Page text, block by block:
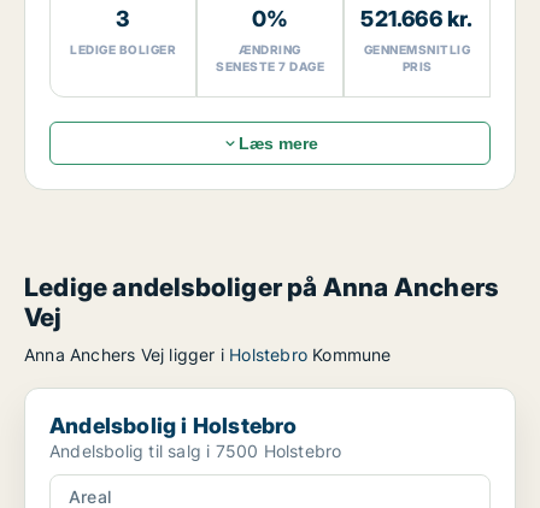
3
LEDIGE BOLIGER
0%
ÆNDRING
SENESTE 7 DAGE
521.666 kr.
GENNEMSNITLIG
PRIS
Læs mere
Ledige andelsboliger på Anna Anchers
Vej
Anna Anchers Vej ligger i Holstebro Kommune
Andelsbolig i Holstebro
Andelsbolig i Holstebro
Andelsbolig til salg i 7500 Holstebro
Areal